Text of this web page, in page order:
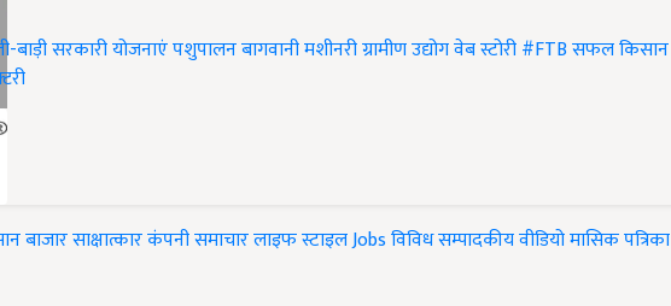
बाड़ीसरकारी योजनाएंपशुपालनबागवानीमशीनरीग्रामीण उद्योगवेब स्टोरी#FTBसफल किसान
बाजारसाक्षात्कारकंपनी समाचारलाइफ स्टाइलJobsविविधसम्पादकीयवीडियोमासिक पत्रिका